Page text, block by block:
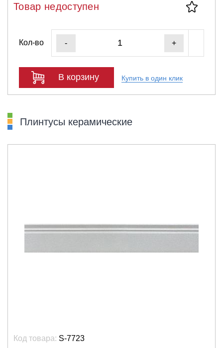
Товар недоступен
Кол-во - +
В корзину Купить в один клик
Плинтусы керамические
Код товара: S-7723